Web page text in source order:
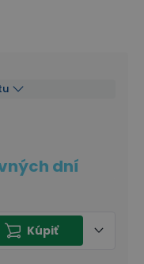
dní
Kúpiť